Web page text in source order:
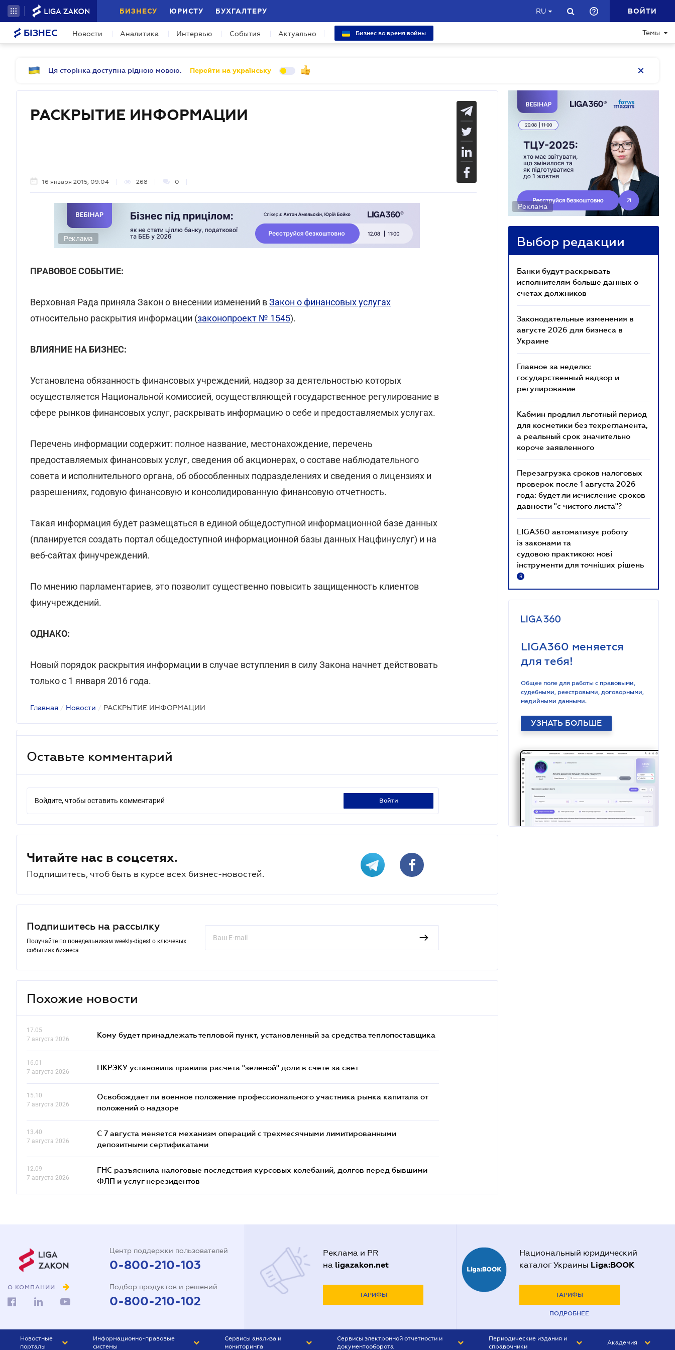
БИЗНЕСУ ЮРИСТУ БУХГАЛТЕРУ RU ВОЙТИ
БІЗНЕС Новости Аналитика Интервью События Актуально Бизнес во время войны Темы
Ця сторінка доступна рідною мовою. Перейти на українську
РАСКРЫТИЕ ИНФОРМАЦИИ
16 января 2015, 09:04 268 0
Реклама
ПРАВОВОЕ СОБЫТИЕ:
Верховная Рада приняла Закон о внесении изменений вЗакон о финансовых услугах
относительно раскрытия информации (законопроект № 1545).
ВЛИЯНИЕ НА БИЗНЕС:
Установлена обязанность финансовых учреждений, надзор за деятельностью которых
осуществляется Национальной комиссией, осуществляющей государственное регулирование в
сфере рынков финансовых услуг, раскрывать информацию о себе и предоставляемых услугах.
Перечень информации содержит: полное название, местонахождение, перечень
предоставляемых финансовых услуг, сведения об акционерах, о составе наблюдательного
совета и исполнительного органа, об обособленных подразделениях и сведения о лицензиях и
разрешениях, годовую финансовую и консолидированную финансовую отчетность.
Такая информация будет размещаться в единой общедоступной информационной базе данных
(планируется создать портал общедоступной информационной базы данных Нацфинуслуг) и на
веб-сайтах финучреждений.
По мнению парламентариев, это позволит существенно повысить защищенность клиентов
финучреждений.
ОДНАКО:
Новый порядок раскрытия информации в случае вступления в силу Закона начнет действовать
только с 1 января 2016 года.
Главная / Новости / РАСКРЫТИЕ ИНФОРМАЦИИ
Оставьте комментарий
Войдите, чтобы оставить комментарий войти
Читайте нас в соцсетях.
Подпишитесь, чтоб быть в курсе всех бизнес-новостей.
Подпишитесь на рассылку
Получайте по понедельникам weekly-digest о ключевых
событиях бизнеса
Похожие новости
17.05
7 августа 2026
Кому будет принадлежать тепловой пункт, установленный за средства теплопоставщика
16.01
7 августа 2026
НКРЭКУ установила правила расчета "зеленой" доли в счете за свет
15.10
7 августа 2026
Освобождает ли военное положение профессионального участника рынка капитала от
положений о надзоре
13.40
7 августа 2026
С 7 августа меняется механизм операций с трехмесячными лимитированными
депозитными сертификатами
12.09
7 августа 2026
ГНС разъяснила налоговые последствия курсовых колебаний, долгов перед бывшими
ФЛП и услуг нерезидентов
Реклама
Выбор редакции
Банки будут раскрывать
исполнителям больше данных о
счетах должников
Законодательные изменения в
августе 2026 для бизнеса в
Украине
Главное за неделю:
государственный надзор и
регулирование
Кабмин продлил льготный период
для косметики без техрегламента,
а реальный срок значительно
короче заявленного
Перезагрузка сроков налоговых
проверок после 1 августа 2026
года: будет ли исчисление сроков
давности "с чистого листа"?
LIGA360 автоматизує роботу
із законами та
судовою практикою: нові
інструменти для точніших рішень
R
LIGA360 меняется
для тебя!
Общее поле для работы с правовыми,
судебными, реестровыми, договорными,
медийными данными.
УЗНАТЬ БОЛЬШЕ
О КОМПАНИИ
Центр поддержки пользователей
0-800-210-103
Подбор продуктов и решений
0-800-210-102
Реклама и PR
на ligazakon.net
ТАРИФЫ
Национальный юридический
каталог Украины Liga:BOOK
ТАРИФЫ
ПОДРОБНЕЕ
Новостные
порталы
Информационно-правовые
системы
Сервисы анализа и
мониторинга
Сервисы электронной отчетности и
документооборота
Периодические издания и
справочники
Академия